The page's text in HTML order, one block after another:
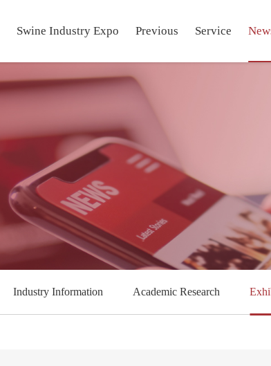
Swine Industry Expo Previous Service
Industry Information Academic Research